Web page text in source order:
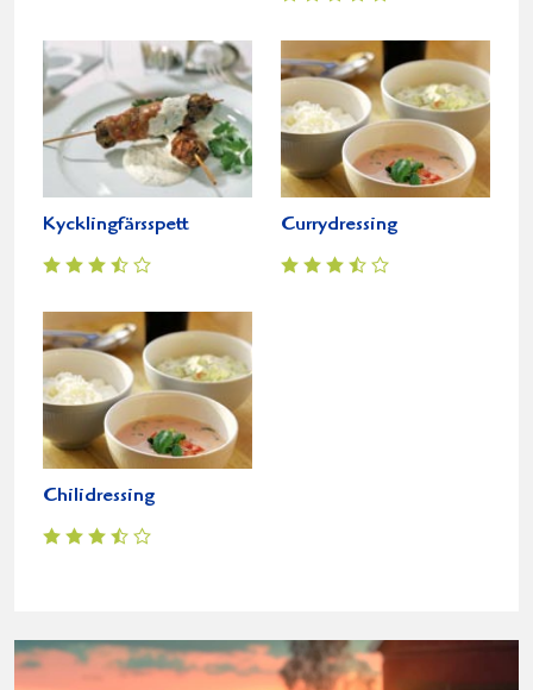
Kycklingfärsspett Currydressing
Chilidressing